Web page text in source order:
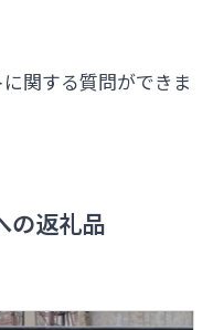
関する質問ができま
の返礼品